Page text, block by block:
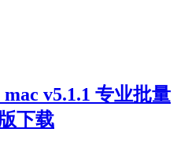
v5.1.1 专业批量
下载